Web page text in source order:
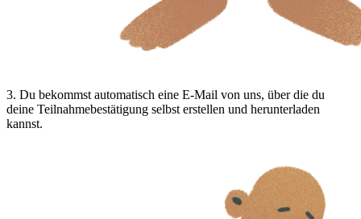
3. Du bekommst automatisch eine E-Mail von uns, über die du
deine Teilnahmebestätigung selbst erstellen und herunterladen
kannst.